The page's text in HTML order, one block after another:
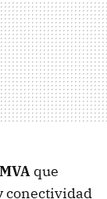
MVA que
conectividad